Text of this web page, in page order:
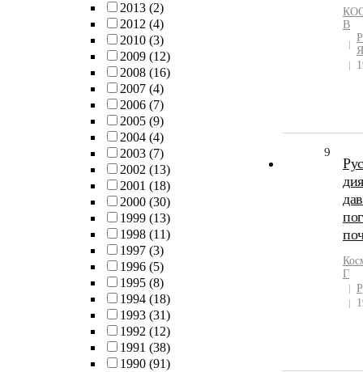
2013 (2)
2012 (4)
2010 (3)
2009 (12)
2008 (16)
2007 (4)
2006 (7)
2005 (9)
2004 (4)
2003 (7)
2002 (13)
2001 (18)
2000 (30)
1999 (13)
1998 (11)
1997 (3)
1996 (5)
1995 (8)
1994 (18)
1993 (31)
1992 (12)
1991 (38)
1990 (91)
В
9
Г